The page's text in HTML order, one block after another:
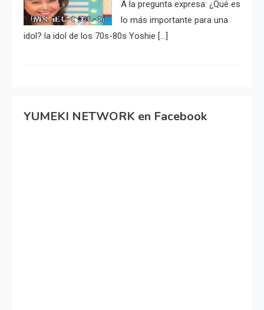
A la pregunta expresa: ¿Qué es
lo más importante para una
idol? la idol de los 70s-80s Yoshie […]
YUMEKI NETWORK en Facebook